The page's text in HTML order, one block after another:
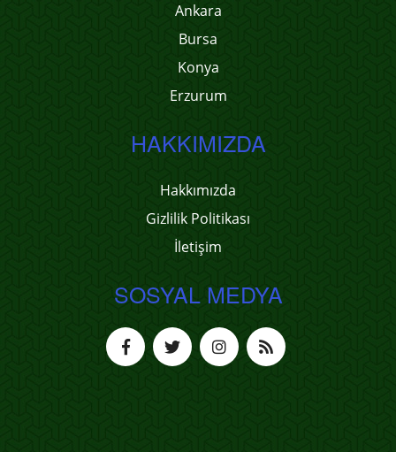
Ankara
Bursa
Konya
Erzurum
HAKKIMIZDA
Hakkımızda
Gizlilik Politikası
İletişim
SOSYAL MEDYA